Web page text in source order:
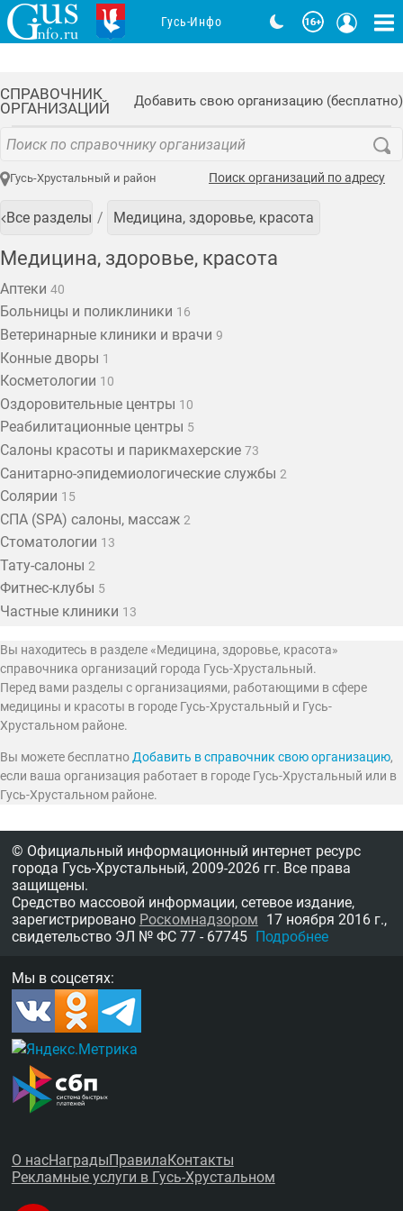
СПРАВОЧНИК
ОРГАНИЗАЦИЙ
Добавить свою организацию (бесплатно)
Гусь-Хрустальный и район Поиск организаций по адресу
Все разделы Медицина, здоровье, красота
Медицина, здоровье, красота
Аптеки 40
Больницы и поликлиники 16
Ветеринарные клиники и врачи 9
Конные дворы 1
Косметологии 10
Оздоровительные центры 10
Реабилитационные центры 5
Салоны красоты и парикмахерские 73
Санитарно-эпидемиологические службы 2
Солярии 15
СПА (SPA) салоны, массаж 2
Стоматологии 13
Тату-салоны 2
Фитнес-клубы 5
Частные клиники 13
Вы находитесь в разделе «Медицина, здоровье, красота»
справочника организаций города Гусь-Хрустальный.
Перед вами разделы с организациями, работающими в сфере
медицины и красоты в городе Гусь-Хрустальный и Гусь-
Хрустальном районе.
Вы можете бесплатноДобавить в справочник свою организацию,
если ваша организация работает в городе Гусь-Хрустальный или в
Гусь-Хрустальном районе.
Гусь-Инфо
© Официальный информационный интернет ресурс
города Гусь-Хрустальный, 2009-2026 гг. Все права
защищены.
Средство массовой информации, сетевое издание,
зарегистрировано Роскомнадзором 17 ноября 2016 г.,
свидетельство ЭЛ № ФС 77 - 67745 Подробнее
Мы в соцсетях:
О насНаграды Правила Контакты
Рекламные услуги в Гусь-Хрустальном